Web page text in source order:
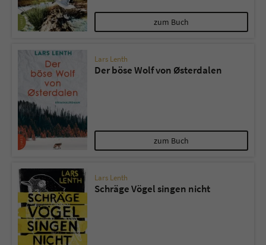
zum Buch
Lars Lenth
Der böse Wolf von Østerdalen
zum Buch
Lars Lenth
Schräge Vögel singen nicht